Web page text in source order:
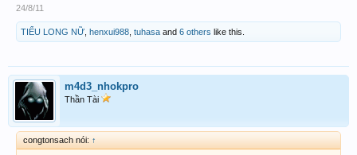
24/8/11
TIỂU LONG NỮ henxui988 tuhasa and 6 others like this.
m4d3_nhokpro
Thần Tài
congtonsach nói: ↑